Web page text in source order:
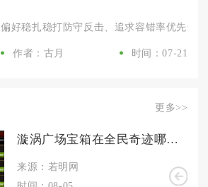
偏好稳扎稳打防守反击、追求容错率优先选
作者：古月 时间：07-21
更多>>
漩涡广场宝箱在全民奇迹哪里能找到
来源：若明网